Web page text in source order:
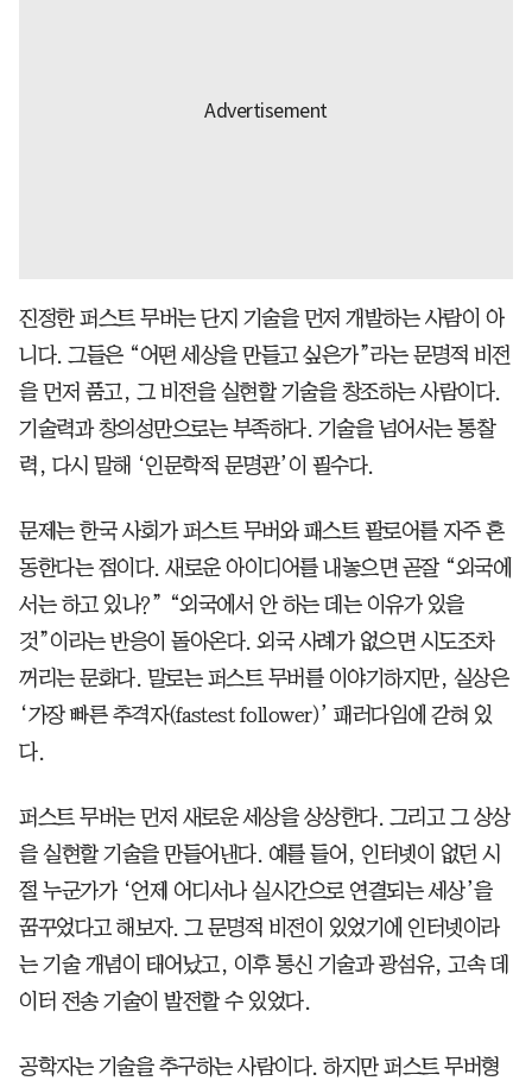
진정한 퍼스트 무버는 단지 기술을 먼저 개발하는 사람이 아
니다. 그들은 “어떤 세상을 만들고 싶은가”라는 문명적 비전
을 먼저 품고, 그 비전을 실현할 기술을 창조하는 사람이다.
기술력과 창의성만으로는 부족하다. 기술을 넘어서는 통찰
력, 다시 말해 ‘인문학적 문명관’이 필수다.
문제는 한국 사회가 퍼스트 무버와 패스트 팔로어를 자주 혼
동한다는 점이다. 새로운 아이디어를 내놓으면 곧잘 “외국에
서는 하고 있나?” “외국에서 안 하는 데는 이유가 있을
것”이라는 반응이 돌아온다. 외국 사례가 없으면 시도조차
꺼리는 문화다. 말로는 퍼스트 무버를 이야기하지만, 실상은
‘가장 빠른 추격자(fastest follower)’ 패러다임에 갇혀 있
다.
퍼스트 무버는 먼저 새로운 세상을 상상한다. 그리고 그 상상
을 실현할 기술을 만들어낸다. 예를 들어, 인터넷이 없던 시
절 누군가가 ‘언제 어디서나 실시간으로 연결되는 세상’을
꿈꾸었다고 해보자. 그 문명적 비전이 있었기에 인터넷이라
는 기술 개념이 태어났고, 이후 통신 기술과 광섬유, 고속 데
이터 전송 기술이 발전할 수 있었다.
공학자는 기술을 추구하는 사람이다. 하지만 퍼스트 무버형